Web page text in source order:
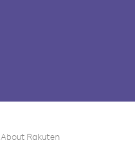
About Rakuten